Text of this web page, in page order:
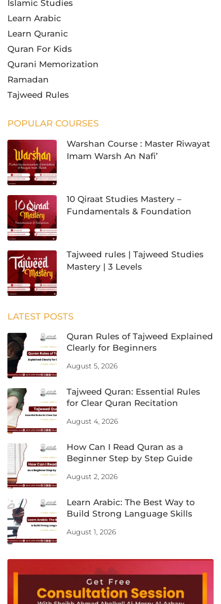
Islamic Studies
Learn Arabic
Learn Quranic
Quran For Kids
Qurani Memorization
Ramadan
Tajweed Rules
POPULAR COURSES
Warshan Course : Master Riwayat
Imam Warsh An Nafi’
10 Qiraat Studies Mastery –
Fundamentals & Foundation
Tajweed rules | Tajweed Studies
Mastery | 3 Levels
LATEST POSTS
Quran Rules of Tajweed Explained
Clearly for Beginners
August 5, 2026
Tajweed Quran: Essential Rules
for Clear Quran Recitation
August 4, 2026
How Can I Read Quran as a
Beginner Step by Step Guide
August 2, 2026
Learn Arabic: The Best Way to
Build Strong Language Skills
August 1, 2026